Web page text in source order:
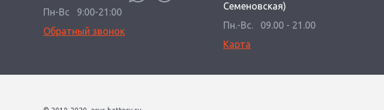
Пн-Вс
9:00-21:00
Обратный звонок
Семеновская)
Пн.-Вс.
09.00 - 21.00
Карта